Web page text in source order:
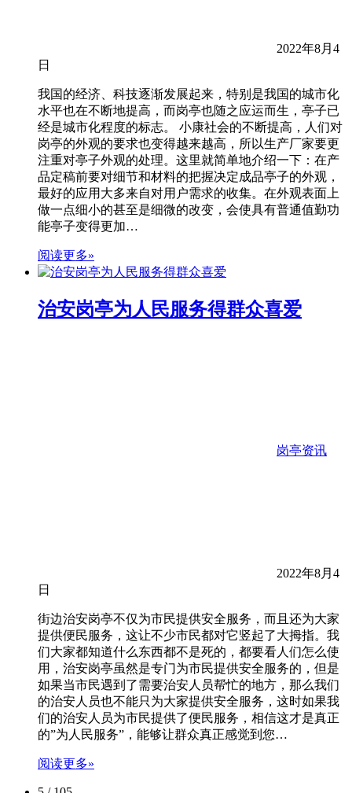
2022年8月4
日
我国的经济、科技逐渐发展起来，特别是我国的城市化
水平也在不断地提高，而岗亭也随之应运而生，亭子已
经是城市化程度的标志。 小康社会的不断提高，人们对
岗亭的外观的要求也变得越来越高，所以生产厂家要更
注重对亭子外观的处理。这里就简单地介绍一下：在产
品定稿前要对细节和材料的把握决定成品亭子的外观，
最好的应用大多来自对用户需求的收集。在外观表面上
做一点细小的甚至是细微的改变，会使具有普通值勤功
能亭子变得更加…
阅读更多»
治安岗亭为人民服务得群众喜爱
岗亭资讯
2022年8月4
日
街边治安岗亭不仅为市民提供安全服务，而且还为大家
提供便民服务，这让不少市民都对它竖起了大拇指。我
们大家都知道什么东西都不是死的，都要看人们怎么使
用，治安岗亭虽然是专门为市民提供安全服务的，但是
如果当市民遇到了需要治安人员帮忙的地方，那么我们
的治安人员也不能只为大家提供安全服务，这时如果我
们的治安人员为市民提供了便民服务，相信这才是真正
的”为人民服务”，能够让群众真正感觉到您…
阅读更多»